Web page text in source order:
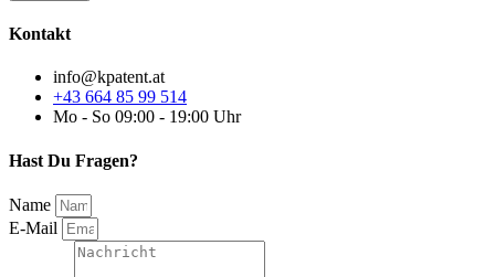
Kontakt
info@kpatent.at
+43 664 85 99 514
Mo - So 09:00 - 19:00 Uhr
Hast Du Fragen?
Name
E-Mail